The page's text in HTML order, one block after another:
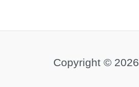
Copyright © 2026